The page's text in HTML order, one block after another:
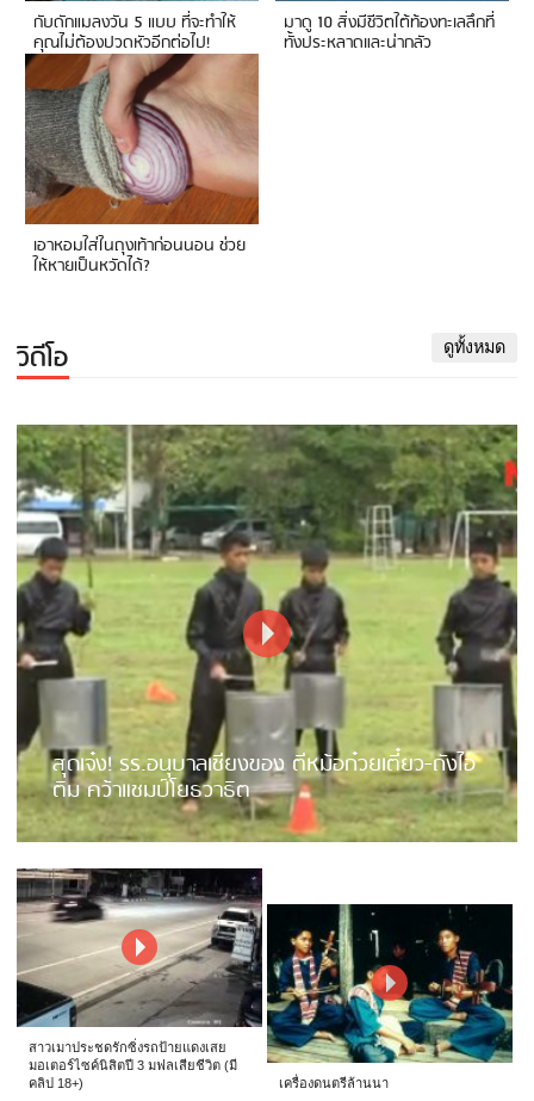
กับดักแมลงวัน 5 แบบ ที่จะทำให้
คุณไม่ต้องปวดหัวอีกต่อไป!
มาดู 10 สิ่งมีชีวิตใต้ท้องทะเลลึกที่
ทั้งประหลาดและน่ากลัว
เอาหอมใส่ในถุงเท้าก่อนนอน ช่วย
ให้หายเป็นหวัดได้?
วิดีโอ ดูทั้งหมด
สุดเจ๋ง! รร.อนุบาลเชียงของ ตีหม้อก๋วยเตี๋ยว-ถังไอ
ติม คว้าแชมป์โยธวาธิต
สาวเมาประชดรักซิ่งรถป้ายแดงเสย
มอเตอร์ไซค์นิสิตปี 3 มฟลเสียชีวิต (มี
คลิป 18+)
เครื่องดนตรีล้านนา